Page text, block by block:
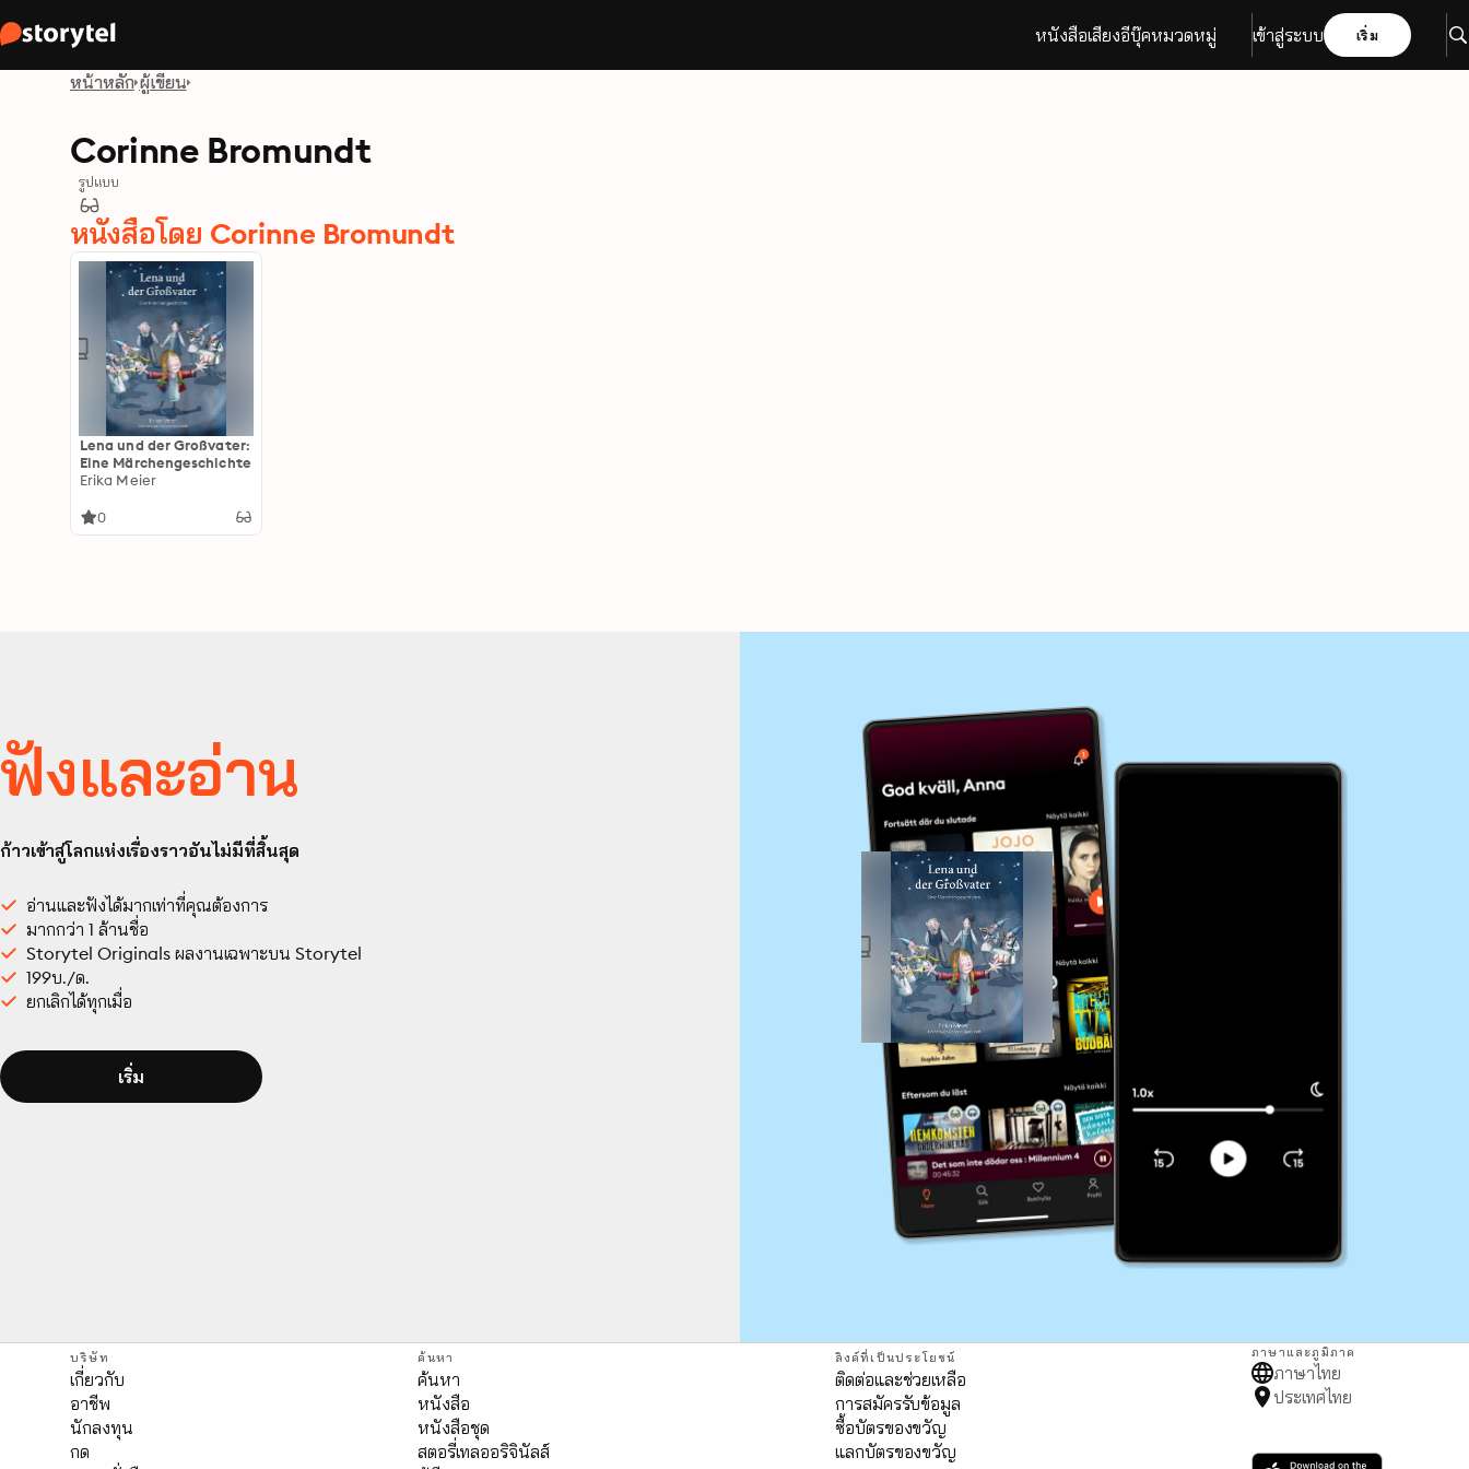
หนังสือเสียงอีบุ๊คหมวดหมู่ เข้าสู่ระบบ เริ่ม
หน้าหลัก ผู้เขียน
Corinne Bromundt
รูปแบบ
หนังสือโดย Corinne Bromundt
Lena und der Großvater:
Eine Märchengeschichte
Erika Meier
0
ฟังและอ่าน
ก้าวเข้าสู่โลกแห่งเรื่องราวอันไม่มีที่สิ้นสุด
อ่านและฟังได้มากเท่าที่คุณต้องการ
มากกว่า 1 ล้านชื่อ
Storytel Originals ผลงานเฉพาะบน Storytel
199บ./ด.
ยกเลิกได้ทุกเมื่อ
เริ่ม
บริษัท
เกี่ยวกับ
อาชีพ
นักลงทุน
กด
ค้นหา
ค้นหา
หนังสือ
หนังสือชุด
สตอรี่เทลออริจินัลส์
ลิงค์ที่เป็นประโยชน์
ติดต่อและช่วยเหลือ
การสมัครรับข้อมูล
ซื้อบัตรของขวัญ
แลกบัตรของขวัญ
ภาษาและภูมิภาค
ภาษาไทย
ประเทศไทย